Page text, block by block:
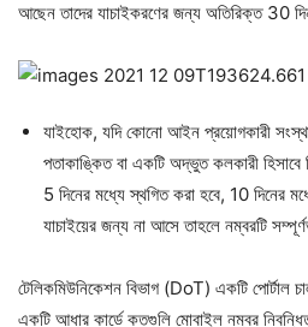
আছেন তাদের যাচাইকরণের জন্য অতিরিক্ত 30
যাইহোক, যদি কোনো আইন প্রয়োগকারী সংস্থা
পতাকাঙ্কিত বা একটি অদ্ভুত কলকারী হিসাবে
5 দিনের মধ্যে স্থগিত করা হবে, 10 দিনের
যাচাইয়ের জন্য না আসে তাহলে নম্বরটি
টেলিকমিউনিকেশন বিভাগ (DoT) একটি পোর্টাল
একটি আধার কার্ডে কতগুলি মোবাইল নম্বর